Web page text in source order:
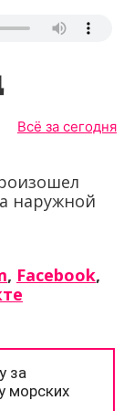
Всё за сегодня
наружной
, Facebook,